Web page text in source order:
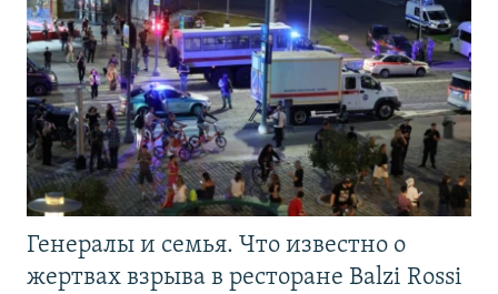
Генералы и семья. Что известно о
жертвах взрыва в ресторане Balzi Rossi